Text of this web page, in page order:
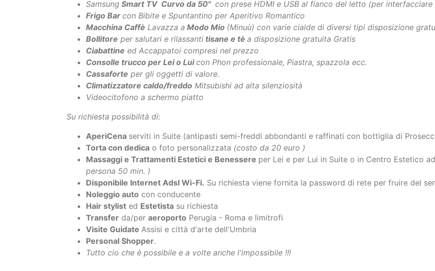
Vasca IdromassaggioCromoterapica per 2 persone
PercorsoDoccia Emozionalecon Cascata Cervicale, Idromassaggi a parete, Soffione a
SplendidoLetto Rotondo220 cm di diametro,Materasso Memorye con cielo glitterato
Caminofronte letto a fiamma variabile
Grandespecchio retroilluminato a tutta parete
Samsung Smart TV Curvo da 50"con prese HDMI e USB al fianco del letto (per
Frigo Barcon Bibite e Spuntantino per Aperitivo Romantico
Macchina CaffèLavazza aModo Mio(Minuù) con varie cialde di diversi tipi disposizione
Bollitoreper salutari e rilassanti
Consolle trucco per Lei o Lui
Cassaforte per gli oggetti di valore.
Climatizzatore caldo/freddoMitsubishi ad alta silenziosità
Videocitofono a schermo piatto
Su richiesta possibilità di:
AperiCenaserviti in Suite (antipasti semi-freddi abbondanti e raffinati con bottiglia di
Torta con dedicao foto personalizzata
Massaggi e Trattamenti Estetici e Benessereper Lei e per Lui in Suite o in Centro Estetico
persona 50 min. )
Disponibile Internet Adsl Wi-Fi.
Noleggio autocon conducente